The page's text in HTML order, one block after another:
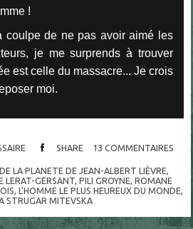
!
coulpe de ne pas avoir aimé les
je me surprends à trouver
est celle du massacre... Je crois
moi.
SHARE 13 COMMENTAIRES
LA PLANETE DE JEAN-ALBERT LIÈVRE,
LERAT-GERSANT,PILI GROYNE,ROMANE
, L'HOMME LE PLUS HEUREUX DU MONDE,
STRUGAR MITEVSKA